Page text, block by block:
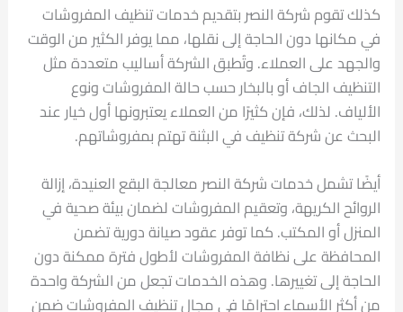
كذلك تقوم شركة النصر بتقديم خدمات تنظيف المفروشات
في مكانها دون الحاجة إلى نقلها، مما يوفر الكثير من الوقت
والجهد على العملاء. وتُطبق الشركة أساليب متعددة مثل
التنظيف الجاف أو بالبخار حسب حالة المفروشات ونوع
الألياف. لذلك، فإن كثيرًا من العملاء يعتبرونها أول خيار عند
البحث عن شركة تنظيف في البثنة تهتم بمفروشاتهم.
أيضًا تشمل خدمات شركة النصر معالجة البقع العنيدة، إزالة
الروائح الكريهة، وتعقيم المفروشات لضمان بيئة صحية في
المنزل أو المكتب. كما توفر عقود صيانة دورية تضمن
المحافظة على نظافة المفروشات لأطول فترة ممكنة دون
الحاجة إلى تغييرها. وهذه الخدمات تجعل من الشركة واحدة
من أكثر الأسماء احترامًا في مجال تنظيف المفروشات ضمن